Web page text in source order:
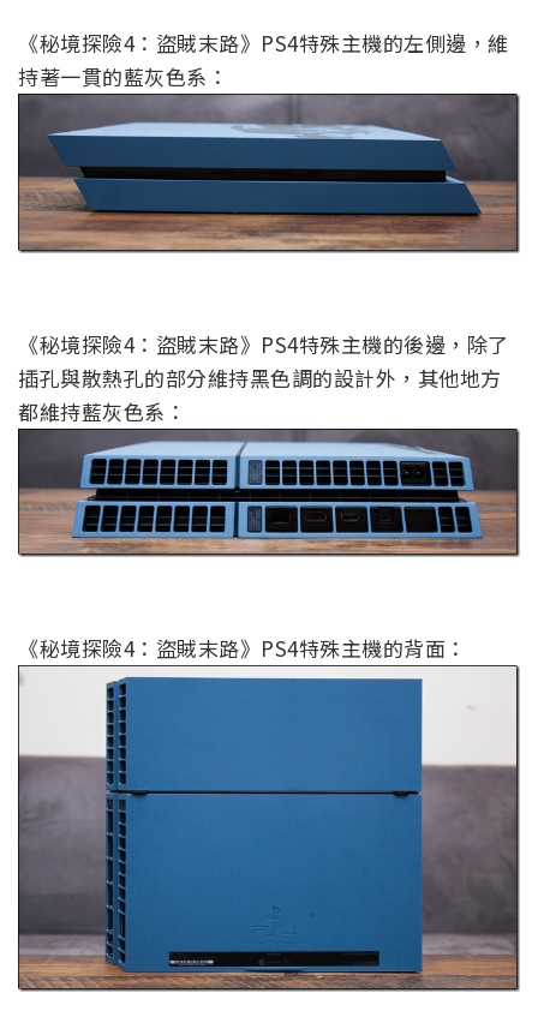
《秘境探險4：盜賊末路》PS4特殊主機的左側邊，維
持著一貫的藍灰色系：
《秘境探險4：盜賊末路》PS4特殊主機的後邊，除了
插孔與散熱孔的部分維持黑色調的設計外，其他地方
都維持藍灰色系：
《秘境探險4：盜賊末路》PS4特殊主機的背面：